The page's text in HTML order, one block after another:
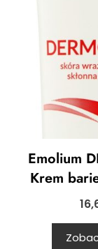
Emolium
Krem